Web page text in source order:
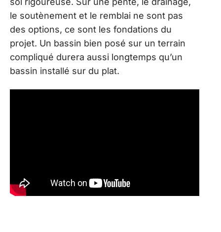
le soutènement et le remblai ne sont pas
des options, ce sont les fondations du
projet. Un bassin bien posé sur un terrain
compliqué durera aussi longtemps qu’un
bassin installé sur du plat.